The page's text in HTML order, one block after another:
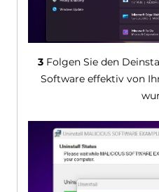
3Folgen Sie den
Software effektiv von